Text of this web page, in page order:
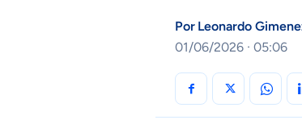
Por Leonardo
01/06/2026 · 05:06